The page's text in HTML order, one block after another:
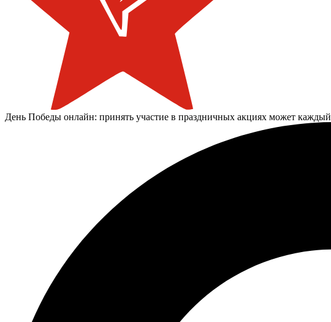
День Победы онлайн: принять участие в праздничных акциях может каждый